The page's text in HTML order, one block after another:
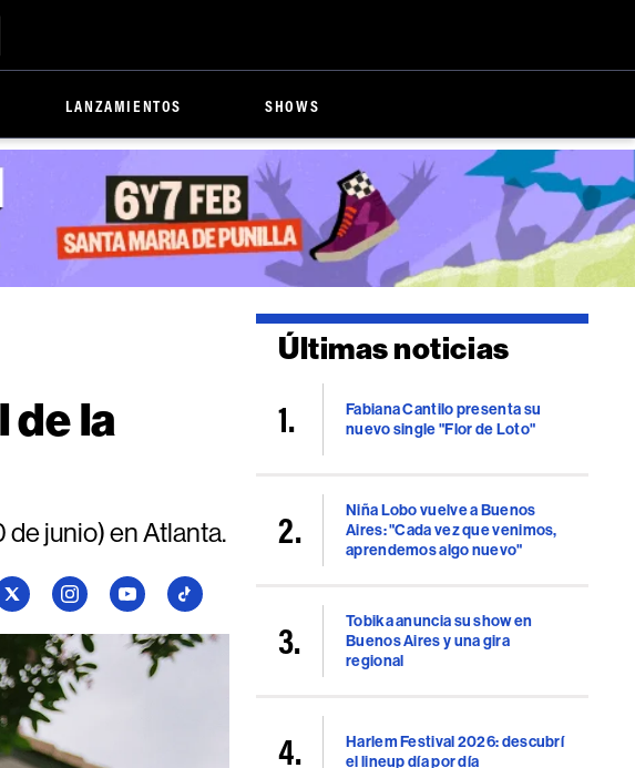
LANZAMIENTOS SHOWS
de la
junio) en Atlanta.
Seguí
Billboard
en
X
Seguí
Billboard
en
Instagram
Seguí
Billboard
Seguí
Billboard
Últimas noticias
Fabiana Cantilo presenta su
nuevo single "Flor de Loto"
Niña Lobo vuelve a Buenos
Aires: "Cada vez que venimos,
aprendemos algo nuevo"
Tobika anuncia su show en
Buenos Aires y una gira
regional
Harlem Festival 2026: descubrí
el lineup día por día